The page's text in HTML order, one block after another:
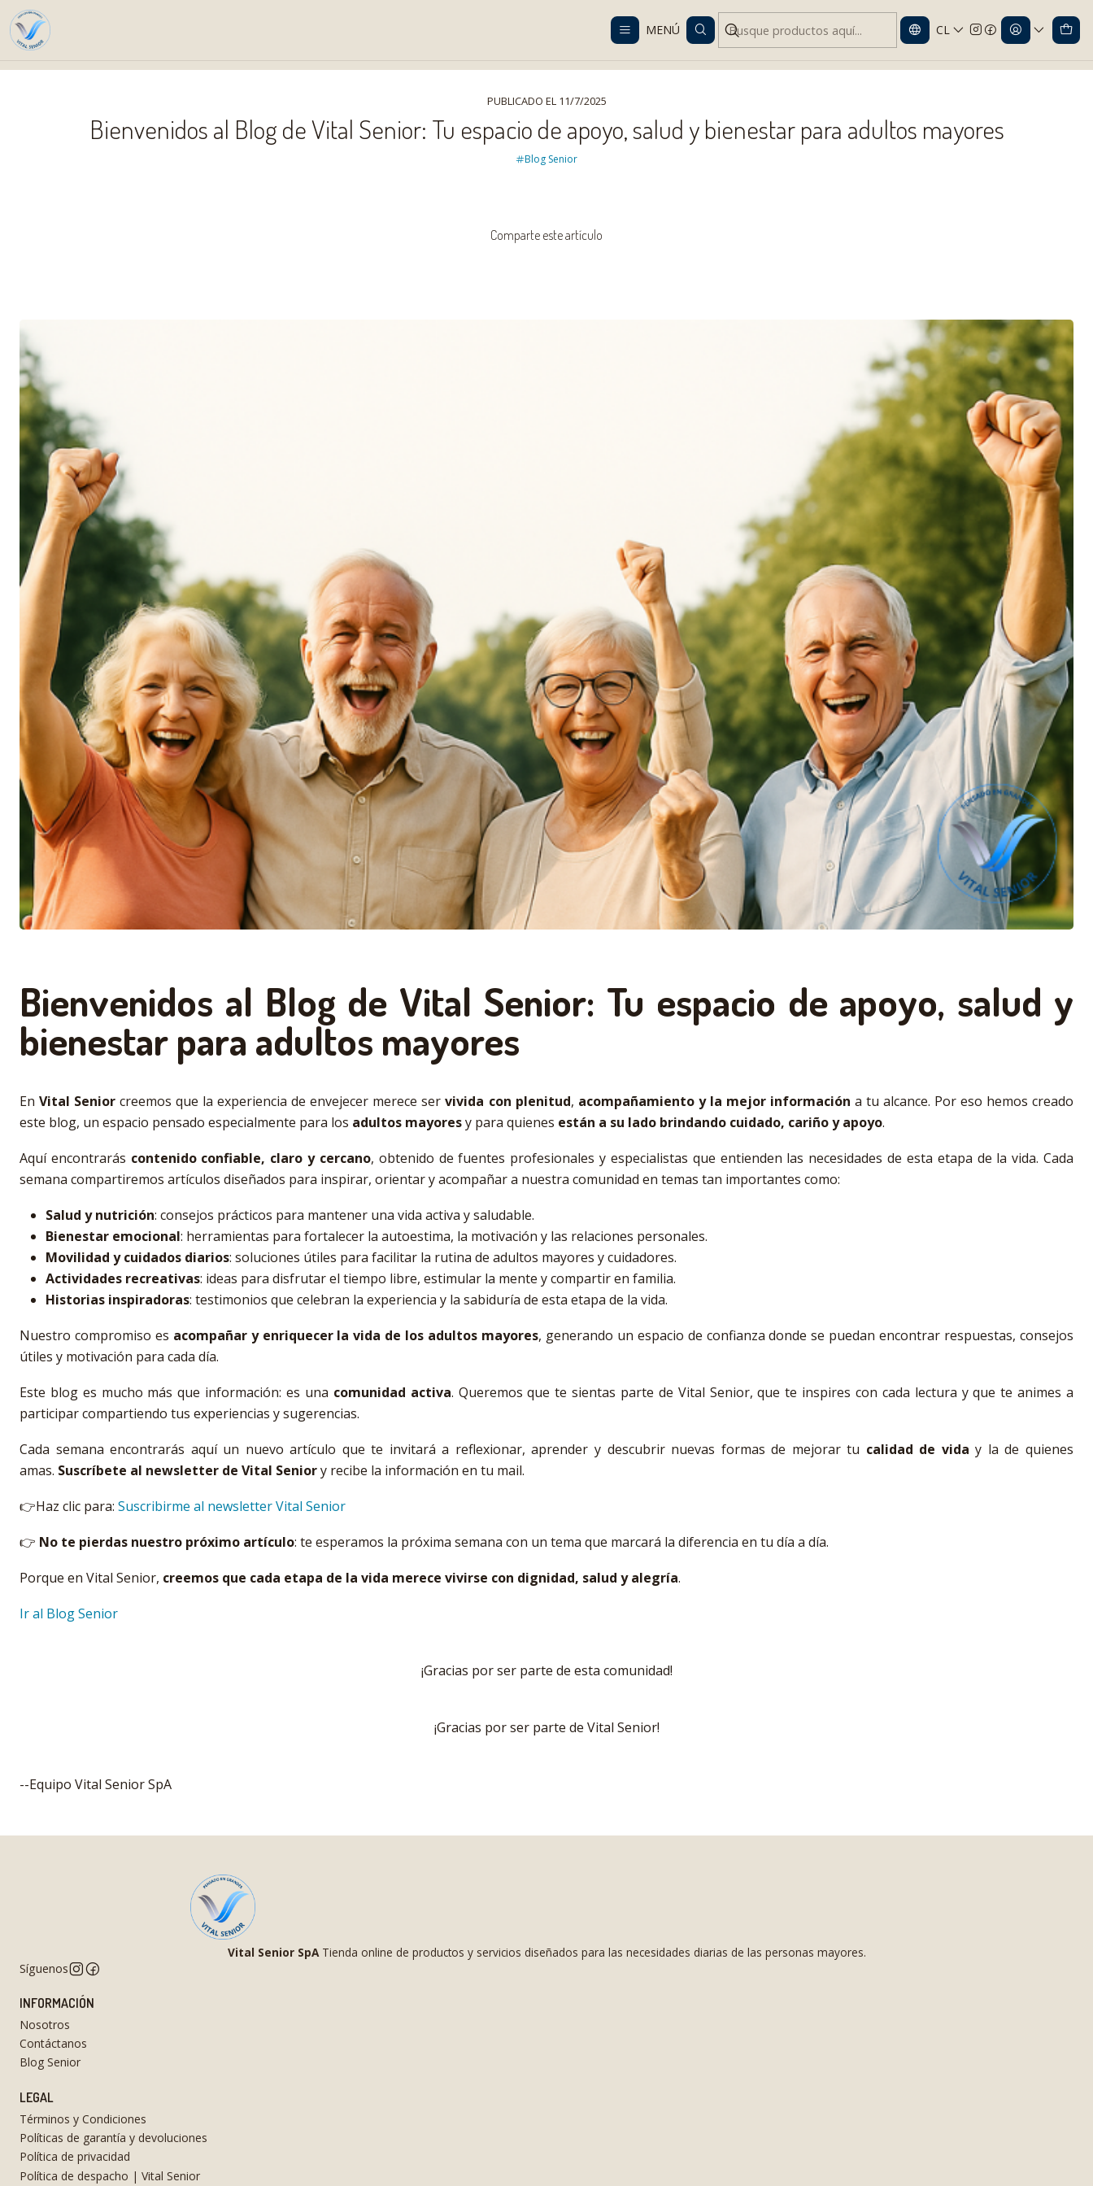
MENÚ CL
Despacho gratis en RM desde $100.000. Revisa las condiciones.
Bienvenidos al Blog de Vital Senior: Tu espacio de apoyo, salud y bienestar para adultos mayores
PUBLICADO EL 11/7/2025
Bienvenidos al Blog de Vital Senior: Tu espacio de apoyo, salud y bienestar para adultos mayores
Blog Senior
Comparte este artículo
Bienvenidos al Blog de Vital Senior: Tu espacio de apoyo, salud y
bienestar para adultos mayores
EnVital Senior creemos que la experiencia de envejecer merece servivida con plenitud, acompañamiento y la mejor información a tu alcance. Por eso hemos creado
este blog, un espacio pensado especialmente para los adultos mayoresy para quienes están a su lado brindando cuidado, cariño y apoyo.
Aquí encontrarás contenido confiable, claro y cercano, obtenido de fuentes profesionales y especialistas que entienden las necesidades de esta etapa de la vida. Cada
semana compartiremos artículos diseñados para inspirar, orientar y acompañar a nuestra comunidad en temas tan importantes como:
Salud y nutrición: consejos prácticos para mantener una vida activa y saludable.
Bienestar emocional: herramientas para fortalecer la autoestima, la motivación y las relaciones personales.
Movilidad y cuidados diarios: soluciones útiles para facilitar la rutina de adultos mayores y cuidadores.
Actividades recreativas: ideas para disfrutar el tiempo libre, estimular la mente y compartir en familia.
Historias inspiradoras: testimonios que celebran la experiencia y la sabiduría de esta etapa de la vida.
Nuestro compromiso es acompañar y enriquecer la vida de los adultos mayores, generando un espacio de confianza donde se puedan encontrar respuestas, consejos
útiles y motivación para cada día.
Este blog es mucho más que información: es una comunidad activa. Queremos que te sientas parte de Vital Senior, que te inspires con cada lectura y que te animes a
participar compartiendo tus experiencias y sugerencias.
Cada semana encontrarás aquí un nuevo artículo que te invitará a reflexionar, aprender y descubrir nuevas formas de mejorar tu calidad de vida y la de quienes
amas. Suscríbete al newsletter de Vital Seniory recibe la información en tu mail.
👉Haz clic para: Suscribirme al newsletter Vital Senior
👉 No te pierdas nuestro próximo artículo: te esperamos la próxima semana con un tema que marcará la diferencia en tu día a día.
Porque en Vital Senior, creemos que cada etapa de la vida merece vivirse con dignidad, salud y alegría.
Ir al Blog Senior
¡Gracias por ser parte de esta comunidad!
¡Gracias por ser parte de Vital Senior!
--Equipo Vital Senior SpA
Vital Senior SpATienda online de productos y servicios diseñados para las necesidades diarias de las personas mayores.
Síguenos
INFORMACIÓN
Nosotros
Contáctanos
Blog Senior
LEGAL
Términos y Condiciones
Políticas de garantía y devoluciones
Política de privacidad
Política de despacho | Vital Senior